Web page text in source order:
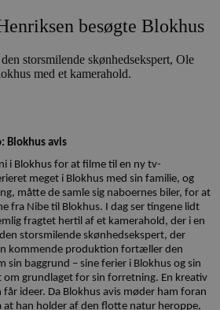
besøgte Blokhus
storsmilende skønhedsekspert, Ole
med et kamerahold.
Blokhus avis
i Blokhus for at filme til en ny tv-
meget i Blokhus med sin familie, og
måtte de samle sig naboernes biler, for at
fra Nibe til Blokhus. I dag ser tingene lidt
fragtet hertil af et kamerahold, der i en
storsmilende skønhedsekspert, der
kommende produktion fortæller den
sin baggrund – sine ferier i Blokhus og sin
grundlaget for sin forretning. En kreativ
ideer. Da Blokhus avis møder ham foran
han holder af den flotte natur heroppe,